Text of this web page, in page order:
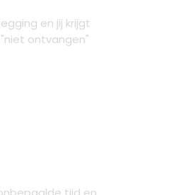
en jij krijgt
ontvangen"